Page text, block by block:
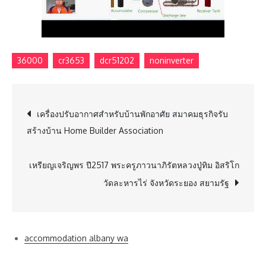
36000 cr3653 dcr51202 noninverter
Post
navigation
เครื่องปรับอากาศสำหรับบ้านพักอาศัย สมาคมธุรกิจรับ
สร้างบ้าน Home Builder Association
เหรียญเจริญพร ปี2517 พระครูภาวนาภิรัตหลวงปู่ทิม อิสริโก
วัดละหารไร่ จังหวัดระยอง สยามรัฐ
accommodation albany wa